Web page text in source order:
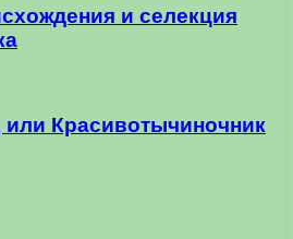
и селекция
или Красивотычиночник